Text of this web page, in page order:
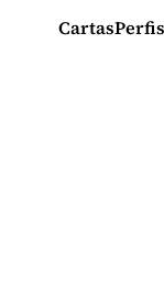
CartasPerfis